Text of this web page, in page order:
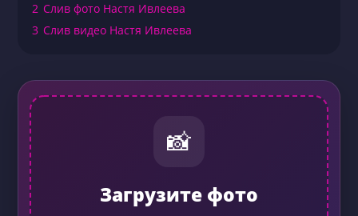
2 Слив фото Настя Ивлеева
3 Слив видео Настя Ивлеева
📸
Загрузите фото